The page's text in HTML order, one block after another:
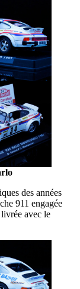
des années
911 engagée
avec le